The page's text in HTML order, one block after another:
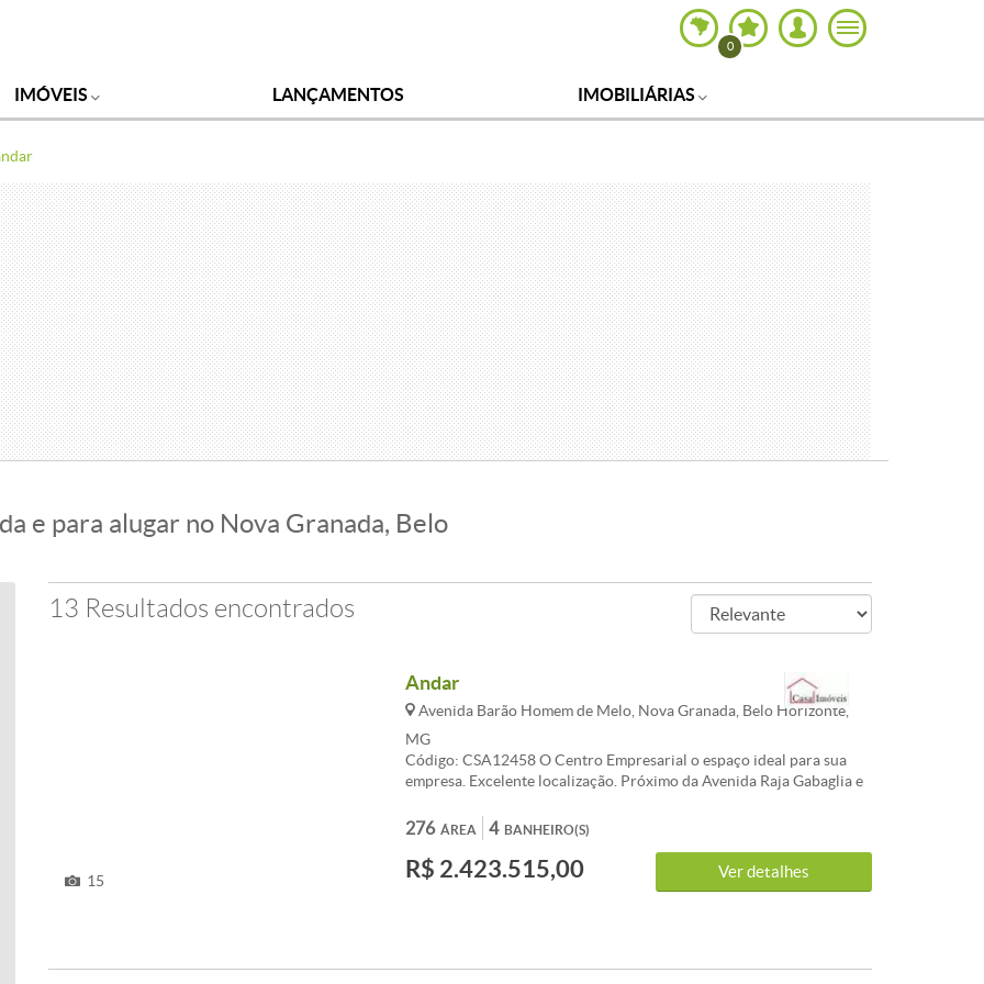
0
IMÓVEIS LANÇAMENTOS IMOBILIÁRIAS
e para alugar no Nova Granada, Belo
13 Resultados encontrados
15
Andar
Avenida Barão Homem de Melo, Nova Granada, Belo Horizonte,
MG
Código: CSA12458 O Centro Empresarial o espaço ideal para sua
empresa. Excelente localização. Próximo da Avenida Raja Gabaglia e
cada um com 276 m², 4 banheiros, sendo um para pessoas com
necessidades especiais. Opção de negociação de até 6 vagas de
garagem por andar. OBRA EXECUTADA COM RECURSOS
PRÓPRIOS. Vista de todos andares, região com excelente
Condicionado Central - 2 Elevador social - Hall Social Decorado -
ÁREA
276 BANHEIRO(S)
4
R$ 2.423.515,00 Ver detalhes